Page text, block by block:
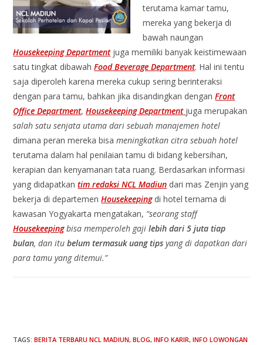
terutama kamar tamu,
mereka yang bekerja di
bawah naungan
Housekeeping Departmentjuga memiliki banyak keistimewaan
satu tingkat dibawahFood Beverage Department. Hal ini tentu
saja diperoleh karena mereka cukup sering berinteraksi
dengan para tamu, bahkan jika disandingkan denganFront
Office Department,Housekeeping Department juga merupakan
salah satu senjata utama dari sebuah manajemen hotel
dimana peran mereka bisameningkatkan citra sebuah hotel
terutama dalam hal penilaian tamu di bidang kebersihan,
kerapian dan kenyamanan tata ruang. Berdasarkan informasi
yang didapatkantim redaksi NCL Madiun dari mas Zenjin yang
bekerja di departemenHousekeepingdi hotel ternama di
kawasan Yogyakarta mengatakan, “seorang staff
Housekeepingbisa memperoleh gajilebih dari 5 juta tiap
bulan, dan itubelum termasuk uang tips yang di dapatkan dari
para tamu yang ditemui.”
TAGS:BERITA TERBARU NCL MADIUN, BLOG, INFO KARIR, INFO LOWONGAN